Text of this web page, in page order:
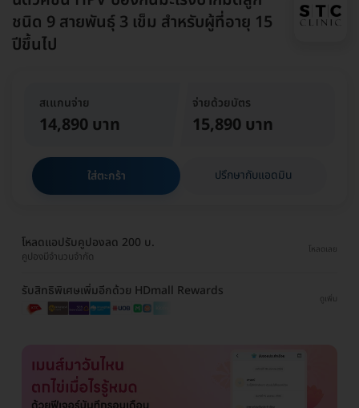
ชนิด 9 สายพันธุ์ 3 เข็ม สำหรับผู้ที่อายุ 15
ปีขึ้นไป
จ่ายด้วยบัตร
15,890 บาท
สเแกนจ่าย
14,890 บาท
ใส่ตะกร้า ปรึกษากับแอดมิน
โหลดแอปรับคูปองลด 200 บ.
คูปองมีจำนวนจำกัด
โหลดเลย
รับสิทธิพิเศษเพิ่มอีกด้วย HDmall Rewards
ดูเพิ่ม